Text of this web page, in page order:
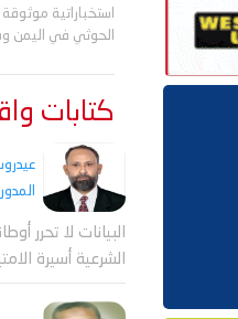
استخباراتية
الحوثي في اليمن
كتابات
البيانات لا تحرر
الشرعية أسيرة